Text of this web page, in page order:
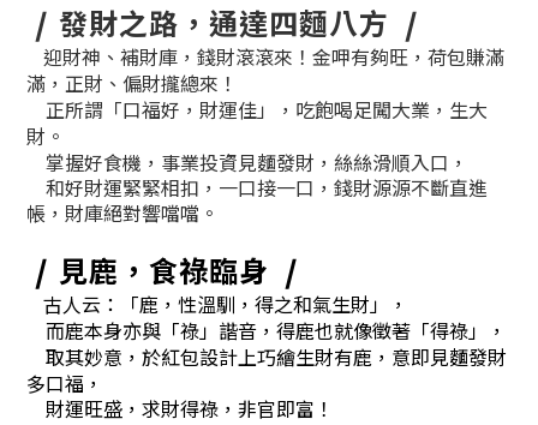
❘ 發財之路，通達四麵八方 ❘
迎財神、補財庫，錢財滾滾來！ 金呷有夠旺，荷包賺滿
滿，正財、偏財攏總來！
正所謂「口福好，財運佳」，吃飽喝足闖大業，生大
財。
掌握好食機，事業投資見麵發財，絲絲滑順入口，
和好財運緊緊相扣，一口接一口，錢財源源不斷直進
帳， 財庫絕對響噹噹。
❘ 見鹿，食祿臨身 ❘
古人云：「鹿，性溫馴，得之和氣生財」，
而鹿本身亦與「祿」諧音，得鹿也就像徵著「得祿」，
取其妙意，於紅包設計上巧繪生財有鹿，意即見麵發財
多口福，
財運旺盛，求財得祿，非官即富！